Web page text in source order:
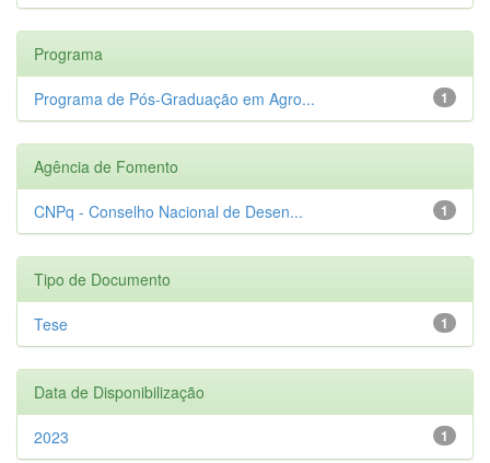
Programa
1
Programa de Pós-Graduação em Agro...
Agência de Fomento
1
CNPq - Conselho Nacional de Desen...
Tipo de Documento
1
Tese
Data de Disponibilização
1
2023